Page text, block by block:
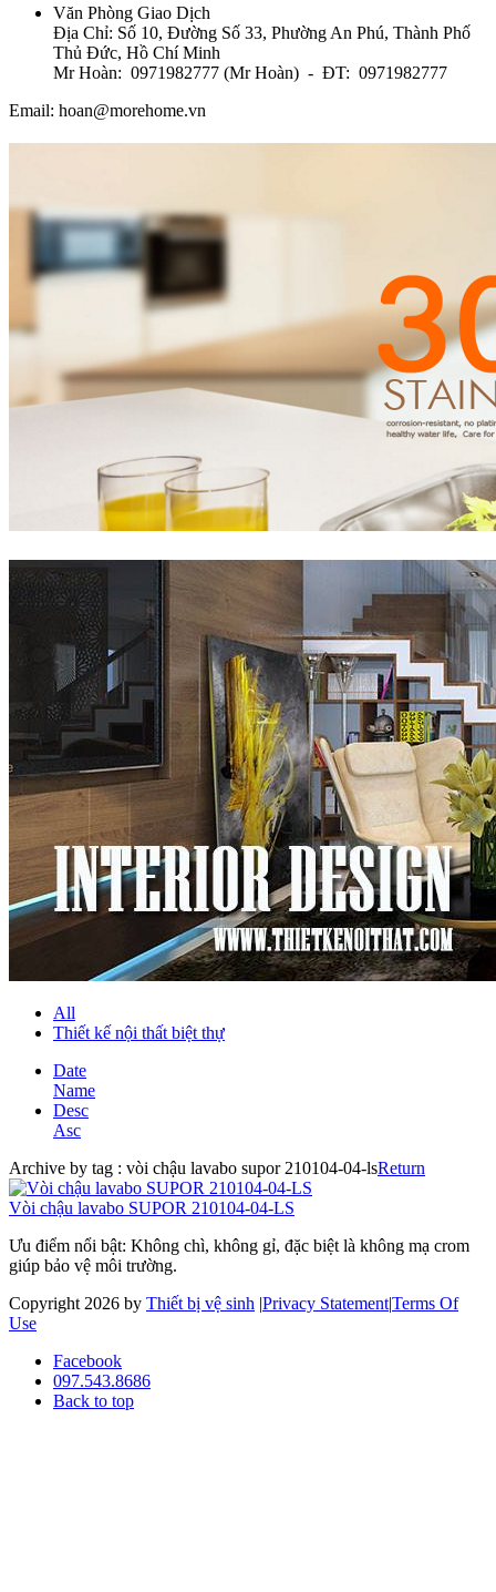
Văn Phòng Giao Dịch
Địa Chỉ: Số 10, Đường Số 33, Phường An Phú, Thành Phố
Thủ Đức, Hồ Chí Minh
Mr Hoàn: 0971982777 (Mr Hoàn) - ĐT: 0971982777
Email: hoan@morehome.vn
All
Thiết kế nội thất biệt thự
Date
Name
Desc
Asc
Archive by tag : vòi chậu lavabo supor 210104-04-lsReturn
Vòi chậu lavabo SUPOR 210104-04-LS
Ưu điểm nổi bật: Không chì, không gỉ, đặc biệt là không mạ crom
giúp bảo vệ môi trường.
Copyright 2026 by Thiết bị vệ sinh |Privacy Statement|Terms Of
Use
Facebook
097.543.8686
Back to top